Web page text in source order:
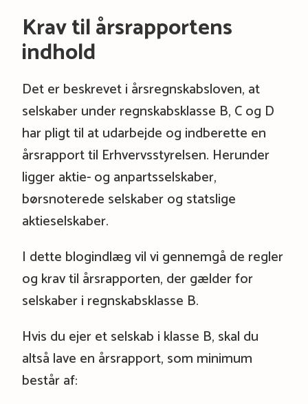
Krav til årsrapportens
indhold
Det er beskrevet i årsregnskabsloven, at
selskaber under regnskabsklasse B, C og D
har pligt til at udarbejde og indberette en
årsrapport til Erhvervsstyrelsen. Herunder
ligger aktie- og anpartsselskaber,
børsnoterede selskaber og statslige
aktieselskaber.
I dette blogindlæg vil vi gennemgå de regler
og krav til årsrapporten, der gælder for
selskaber i regnskabsklasse B.
Hvis du ejer et selskab i klasse B, skal du
altså lave en årsrapport, som minimum
består af: